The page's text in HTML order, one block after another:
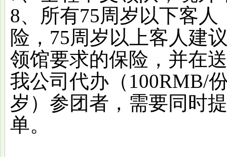
8、所有75周岁以下客
险，75周岁以上客人建
领馆要求的保险，并在
我公司代办（100RMB/
岁）参团者，需要同时
单。